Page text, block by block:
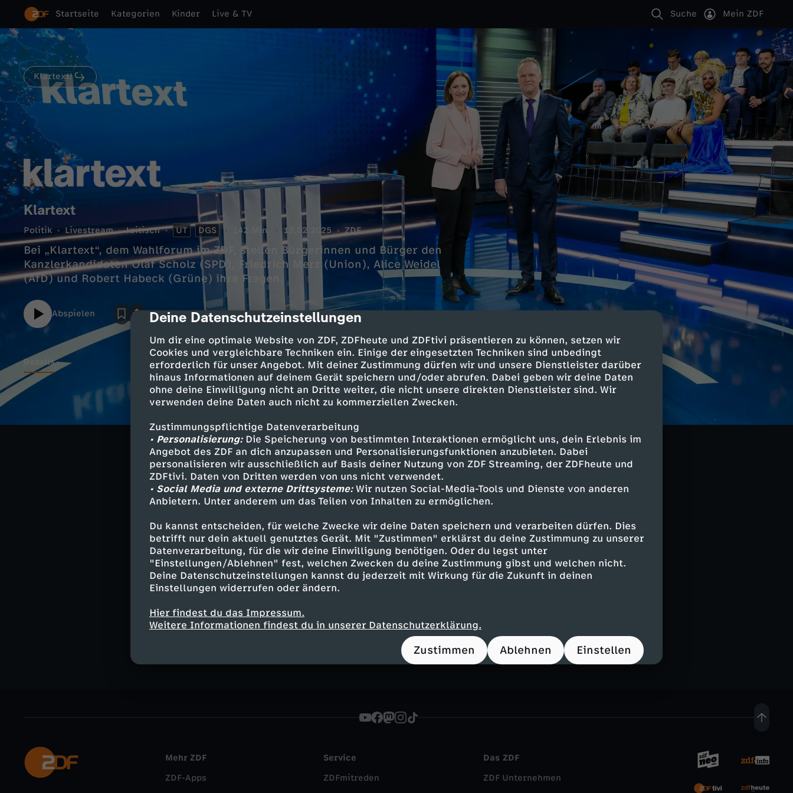
cmp-dialog-description
Deine Datenschutzeinstellungen
Um dir eine optimale Website von ZDF, ZDFheute und ZDFtivi präsentieren zu können, setzen wir
Cookies und vergleichbare Techniken ein. Einige der eingesetzten Techniken sind unbedingt
erforderlich für unser Angebot. Mit deiner Zustimmung dürfen wir und unsere Dienstleister darüber
hinaus Informationen auf deinem Gerät speichern und/oder abrufen. Dabei geben wir deine Daten
ohne deine Einwilligung nicht an Dritte weiter, die nicht unsere direkten Dienstleister sind. Wir
verwenden deine Daten auch nicht zu kommerziellen Zwecken.
Zustimmungspflichtige Datenverarbeitung
• Personalisierung:Die Speicherung von bestimmten Interaktionen ermöglicht uns, dein Erlebnis im
Angebot des ZDF an dich anzupassen und Personalisierungsfunktionen anzubieten. Dabei
personalisieren wir ausschließlich auf Basis deiner Nutzung von ZDF Streaming, der ZDFheute und
ZDFtivi. Daten von Dritten werden von uns nicht verwendet.
• Social Media und externe Drittsysteme:Wir nutzen Social-Media-Tools und Dienste von anderen
Anbietern. Unter anderem um das Teilen von Inhalten zu ermöglichen.
Du kannst entscheiden, für welche Zwecke wir deine Daten speichern und verarbeiten dürfen. Dies
betrifft nur dein aktuell genutztes Gerät. Mit "Zustimmen" erklärst du deine Zustimmung zu unserer
Datenverarbeitung, für die wir deine Einwilligung benötigen. Oder du legst unter
"Einstellungen/Ablehnen" fest, welchen Zwecken du deine Zustimmung gibst und welchen nicht.
Deine Datenschutzeinstellungen kannst du jederzeit mit Wirkung für die Zukunft in deinen
Einstellungen widerrufen oder ändern.
Hier findest du das Impressum.
Weitere Informationen findest du in unserer Datenschutzerklärung.
Zustimmen Ablehnen Einstellen
Startseite Kategorien Kinder Live & TV Suche Mein ZDF
Klartext!
Klartext
Politik Livestream kritisch UT DGS 142 Min. 13.02.2025 ZDF
Bei „Klartext“, dem Wahlforum im ZDF, stellen Bürgerinnen und Bürger den
Kanzlerkandidaten Olaf Scholz (SPD), Friedrich Merz (Union), Alice Weidel
(AfD) und Robert Habeck (Grüne) ihre Fragen.
Abspielen
Details
„Klartext“ – das ist das Wahlforum des ZDF zur Bundestagswahl. Denn Klartext
SPD, CDU, Grünen und AfD ihre Fragen stellen. Warum ist die Bahn ständig
unpünktlich, warum haben Firmen mit immer mehr Bürokratie und höheren
Kosten zu kämpfen, welche Antworten haben Olaf Scholz, Friedrich Merz,
Robert Habeck und Alice Weidel auf die Sorgen der Menschen, ihren
Arbeitsplatz zu verlieren oder sich das Leben nicht mehr leisten zu können.
ZDF-Chefredakteurin Bettina Schausten und Christian Sievers, Moderator des
Ähnliche Inhalte entdecken
Deutsche Gebärdensprache
Klartext!
Mehr ZDF
ZDF-Apps
Service
ZDFmitreden
Das ZDF
ZDF Unternehmen